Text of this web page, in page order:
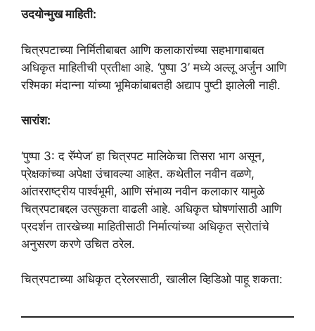
उदयोन्मुख माहिती:
चित्रपटाच्या निर्मितीबाबत आणि कलाकारांच्या सहभागाबाबत
अधिकृत माहितीची प्रतीक्षा आहे. ‘पुष्पा 3’ मध्ये अल्लू अर्जुन आणि
रश्मिका मंदान्ना यांच्या भूमिकांबाबतही अद्याप पुष्टी झालेली नाही.
सारांश:
‘पुष्पा 3: द रॅम्पेज’ हा चित्रपट मालिकेचा तिसरा भाग असून,
प्रेक्षकांच्या अपेक्षा उंचावल्या आहेत. कथेतील नवीन वळणे,
आंतरराष्ट्रीय पार्श्वभूमी, आणि संभाव्य नवीन कलाकार यामुळे
चित्रपटाबद्दल उत्सुकता वाढली आहे. अधिकृत घोषणांसाठी आणि
प्रदर्शन तारखेच्या माहितीसाठी निर्मात्यांच्या अधिकृत स्रोतांचे
अनुसरण करणे उचित ठरेल.
चित्रपटाच्या अधिकृत ट्रेलरसाठी, खालील व्हिडिओ पाहू शकता: